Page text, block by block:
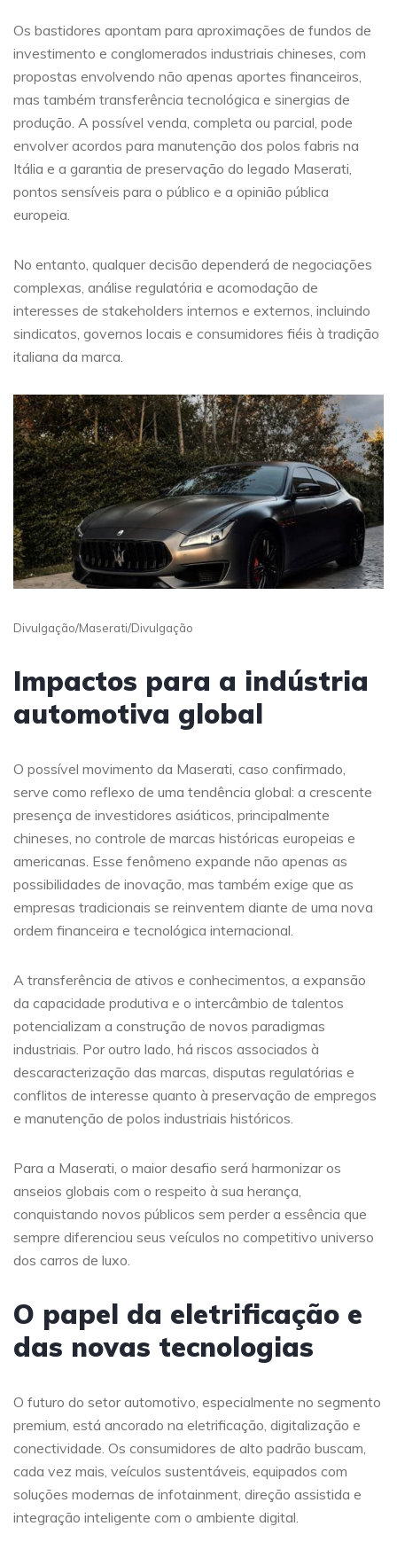
Os bastidores apontam para aproximações de fundos de
investimento e conglomerados industriais chineses, com
propostas envolvendo não apenas aportes financeiros,
mas também transferência tecnológica e sinergias de
produção. A possível venda, completa ou parcial, pode
envolver acordos para manutenção dos polos fabris na
Itália e a garantia de preservação do legado Maserati,
pontos sensíveis para o público e a opinião pública
europeia.
No entanto, qualquer decisão dependerá de negociações
complexas, análise regulatória e acomodação de
interesses de stakeholders internos e externos, incluindo
sindicatos, governos locais e consumidores fiéis à tradição
italiana da marca.
Divulgação/Maserati/Divulgação
Impactos para a indústria
automotiva global
O possível movimento da Maserati, caso confirmado,
serve como reflexo de uma tendência global: a crescente
presença de investidores asiáticos, principalmente
chineses, no controle de marcas históricas europeias e
americanas. Esse fenômeno expande não apenas as
possibilidades de inovação, mas também exige que as
empresas tradicionais se reinventem diante de uma nova
ordem financeira e tecnológica internacional.
A transferência de ativos e conhecimentos, a expansão
da capacidade produtiva e o intercâmbio de talentos
potencializam a construção de novos paradigmas
industriais. Por outro lado, há riscos associados à
descaracterização das marcas, disputas regulatórias e
conflitos de interesse quanto à preservação de empregos
e manutenção de polos industriais históricos.
Para a Maserati, o maior desafio será harmonizar os
anseios globais com o respeito à sua herança,
conquistando novos públicos sem perder a essência que
sempre diferenciou seus veículos no competitivo universo
dos carros de luxo.
O papel da eletrificação e
das novas tecnologias
O futuro do setor automotivo, especialmente no segmento
premium, está ancorado na eletrificação, digitalização e
conectividade. Os consumidores de alto padrão buscam,
cada vez mais, veículos sustentáveis, equipados com
soluções modernas de infotainment, direção assistida e
integração inteligente com o ambiente digital.